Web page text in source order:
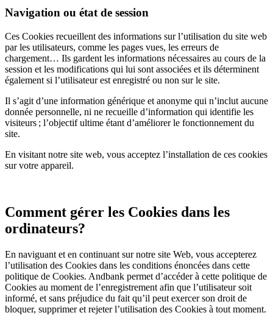
Navigation ou état de session
Ces Cookies recueillent des informations sur l’utilisation du site web
par les utilisateurs, comme les pages vues, les erreurs de
chargement… Ils gardent les informations nécessaires au cours de la
session et les modifications qui lui sont associées et ils déterminent
également si l’utilisateur est enregistré ou non sur le site.
Il s’agit d’une information générique et anonyme qui n’inclut aucune
donnée personnelle, ni ne recueille d’information qui identifie les
visiteurs ; l’objectif ultime étant d’améliorer le fonctionnement du
site.
En visitant notre site web, vous acceptez l’installation de ces cookies
sur votre appareil.
Comment gérer les Cookies dans les
ordinateurs?
En naviguant et en continuant sur notre site Web, vous accepterez
l’utilisation des Cookies dans les conditions énoncées dans cette
politique de Cookies. Andbank permet d’accéder à cette politique de
Cookies au moment de l’enregistrement afin que l’utilisateur soit
informé, et sans préjudice du fait qu’il peut exercer son droit de
bloquer, supprimer et rejeter l’utilisation des Cookies à tout moment.